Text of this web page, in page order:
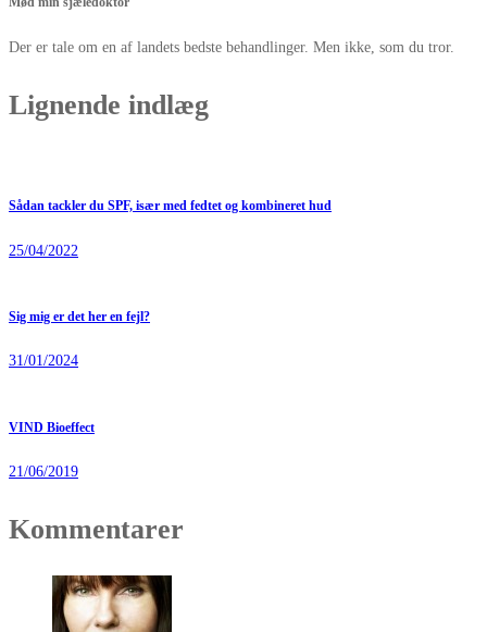
Mød min sjæledoktor
Der er tale om en af landets bedste behandlinger. Men ikke, som du tror.
Lignende indlæg
Sådan tackler du SPF, især med fedtet og kombineret hud
25/04/2022
Sig mig er det her en fejl?
31/01/2024
VIND Bioeffect
21/06/2019
Kommentarer